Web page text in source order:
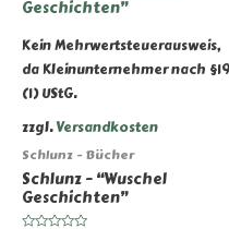
Kein Mehrwertsteuerausweis,
da Kleinunternehmer nach §19
(1) UStG.
zzgl.Versandkosten
Schlunz - Bücher
Schlunz – “Wuschel
Geschichten”